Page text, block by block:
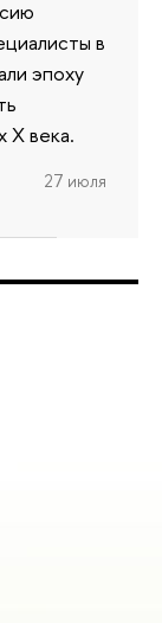
в
эпоху
X века.
27 июля